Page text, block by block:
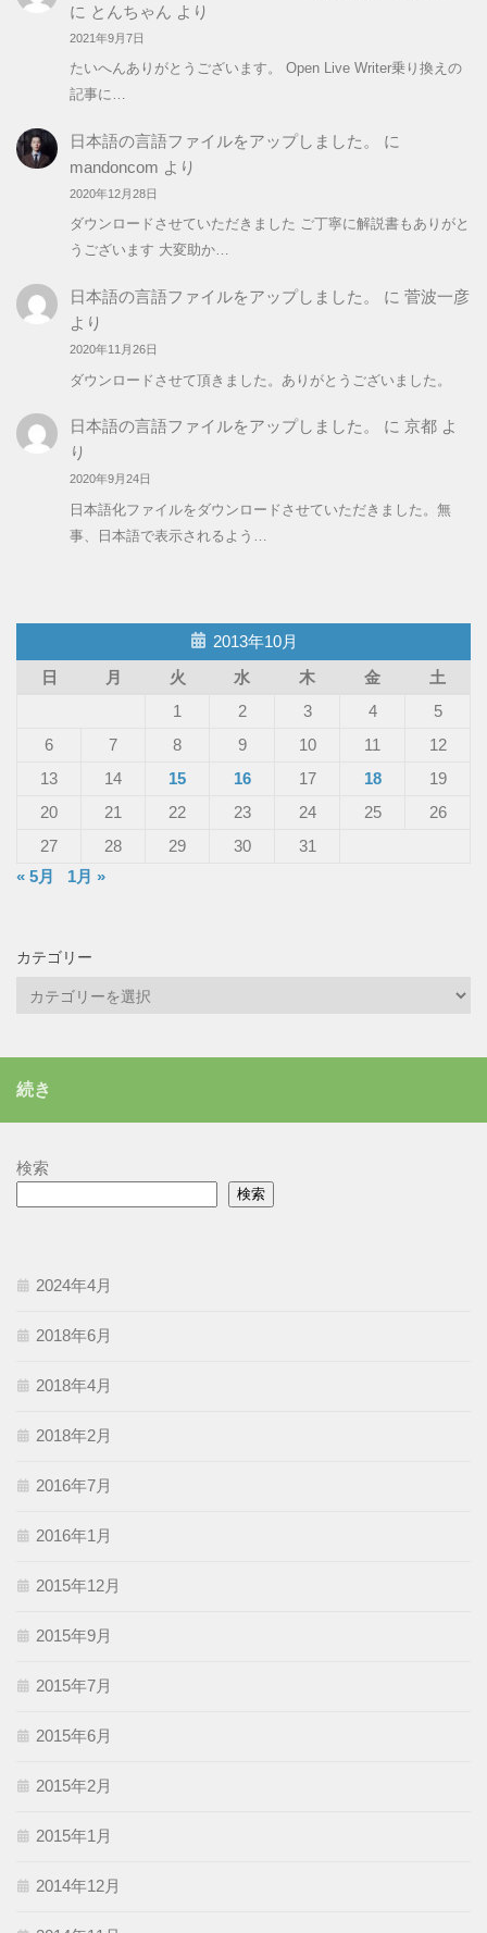
に とんちゃん より
2021年9月7日
たいへんありがとうございます。 Open Live Writer乗り換えの
記事に…
日本語の言語ファイルをアップしました。
に
mandoncom より
2020年12月28日
ダウンロードさせていただきました ご丁寧に解説書もありがと
うございます 大変助か…
日本語の言語ファイルをアップしました。 に 菅波一彦
より
2020年11月26日
ダウンロードさせて頂きました。ありがとうございました。
日本語の言語ファイルをアップしました。 に 京都よ
り
2020年9月24日
日本語化ファイルをダウンロードさせていただきました。無
事、日本語で表示されるよう…
2013年10月
日
月 火 水 木 金
土
1
2 3 4
5
6
7 8 9 10 11
12
13
14 15 16 17 18
19
20
21 22 23 24 25
26
27
28 29 30
31
« 5月
1月 »
カテゴリー
ー
続き
検索
検索
2024年4月
2018年6月
2018年4月
2018年2月
2016年7月
2016年1月
2015年12月
2015年9月
2015年7月
2015年6月
2015年2月
2015年1月
2014年12月